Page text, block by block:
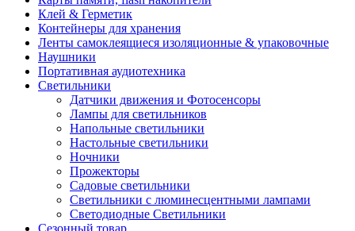
Клей & Герметик
Контейнеры для хранения
Ленты самоклеящиеся изоляционные & упаковочные
Наушники
Портативная аудиотехника
Светильники
Датчики движения и Фотосенсоры
Лампы для светильников
Напольные светильники
Настольные светильники
Ночники
Прожекторы
Садовые светильники
Светильники с люминесцентными лампами
Светодиодные Светильники
Сезонный товар